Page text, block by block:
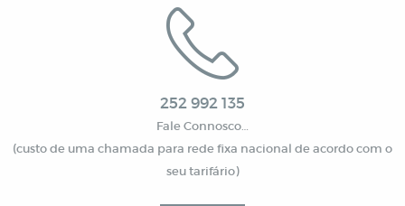
252 992 135
Fale Connosco…
(custo de uma chamada para rede fixa nacional de acordo com o
seu tarifário)